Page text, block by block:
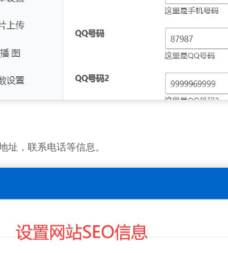
址，联系电话等信息。